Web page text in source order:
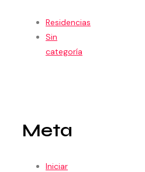
Residencias
Sin
categoría
Meta
Iniciar